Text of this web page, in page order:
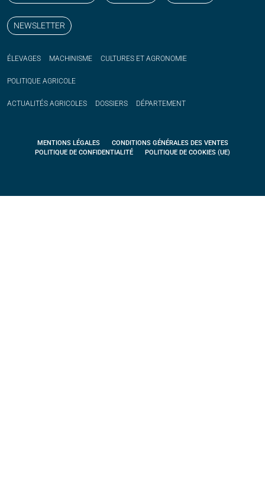
NEWSLETTER
ÉLEVAGES MACHINISME CULTURES ET AGRONOMIE
POLITIQUE AGRICOLE
ACTUALITÉS AGRICOLES DOSSIERS DÉPARTEMENT
MENTIONS LÉGALES
CONDITIONS GÉNÉRALES DES VENTES
POLITIQUE DE CONFIDENTIALITÉ
POLITIQUE DE COOKIES (UE)